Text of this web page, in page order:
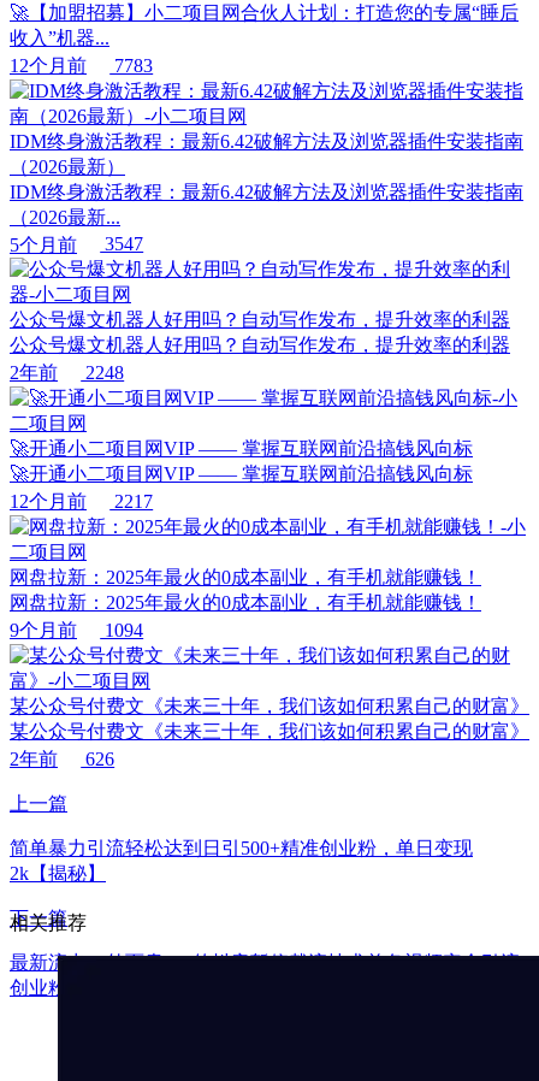
🚀【加盟招募】小二项目网合伙人计划：打造您的专属“睡后
收入”机器...
12个月前
7783
IDM终身激活教程：最新6.42破解方法及浏览器插件安装指南
（2026最新）
IDM终身激活教程：最新6.42破解方法及浏览器插件安装指南
（2026最新...
5个月前
3547
公众号爆文机器人好用吗？自动写作发布，提升效率的利器
公众号爆文机器人好用吗？自动写作发布，提升效率的利器
2年前
2248
🚀开通小二项目网VIP —— 掌握互联网前沿搞钱风向标
🚀开通小二项目网VIP —— 掌握互联网前沿搞钱风向标
12个月前
2217
网盘拉新：2025年最火的0成本副业，有手机就能赚钱！
网盘拉新：2025年最火的0成本副业，有手机就能赚钱！
9个月前
1094
某公众号付费文《未来三十年，我们该如何积累自己的财富》
某公众号付费文《未来三十年，我们该如何积累自己的财富》
2年前
626
上一篇
简单暴力引流轻松达到日引500+精准创业粉，单日变现
2k【揭秘】
下一篇
最新流出：外面卖980的抖音暂停截流技术单条视频安全引流
创业粉300+
相关推荐